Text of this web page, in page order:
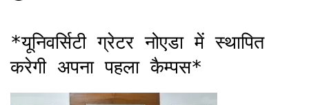
*यूनिवर्सिटी ग्रेटर नोएडा में स्थापित
करेगी अपना पहला कैम्पस*